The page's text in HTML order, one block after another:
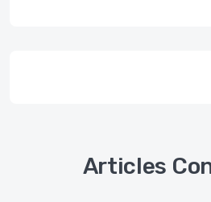
Articles